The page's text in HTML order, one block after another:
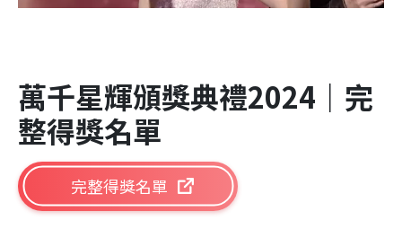
萬千星輝頒獎典禮2024｜完
整得獎名單
完整得獎名單